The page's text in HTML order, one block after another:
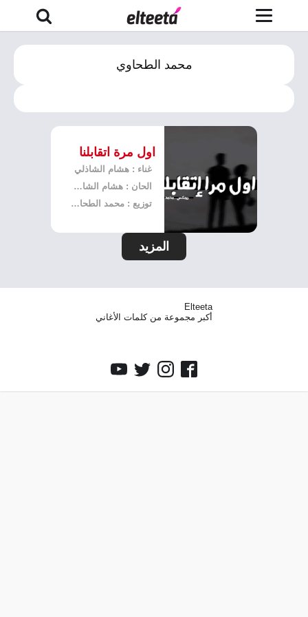
محمد الطحاوي
اول مرة اتقابلنا
غناء : هشام الشاذلي
الحان : هشام الشاذلي
توزيع : محمد الطحاوي
المزيد
Elteeta
أكبر مجموعة من كلمات الأغاني